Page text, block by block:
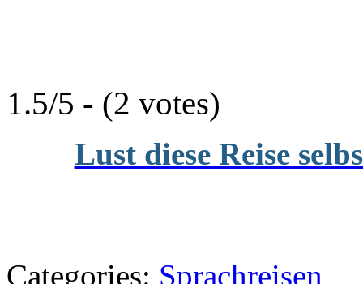
1.5/5 - (2 votes)
Lust diese Reise
Categories: Sprachreisen